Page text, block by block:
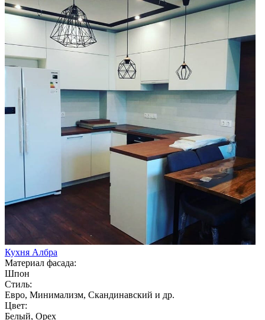
Кухня Албра
Материал фасада:
Шпон
Стиль:
Евро, Минимализм, Скандинавский и др.
Цвет:
Белый, Орех